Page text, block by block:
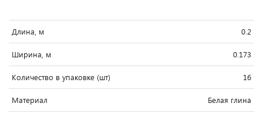
Длина, м 0.2
Ширина, м 0.173
Количество в упаковке (шт) 16
Материал Белая глина